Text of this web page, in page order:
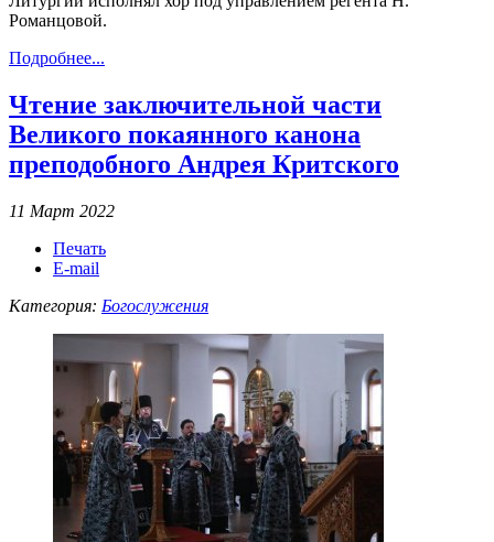
Романцовой.
Подробнее...
Чтение заключительной части
Великого покаянного канона
преподобного Андрея Критского
11 Март 2022
Печать
E-mail
Категория: Богослужения